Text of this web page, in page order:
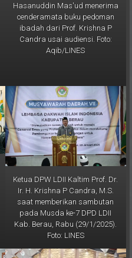
Hasanuddin Mas'ud menerima
cenderamata buku pedoman
ibadah dari Prof. Krishna P
Candra usai audiensi. Foto:
Aqib/LINES
Ketua DPW LDII Kaltim Prof. Dr.
Ir. H. Krishna P Candra, M.S.
saat memberikan sambutan
pada Musda ke-7 DPD LDII
Kab. Berau, Rabu (29/1/2025).
Foto: LINES